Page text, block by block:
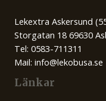
Lekextra Askersund
Storgatan 18 69630
Tel: 0583-711311
Mail: info@lekobusa.se
Länkar